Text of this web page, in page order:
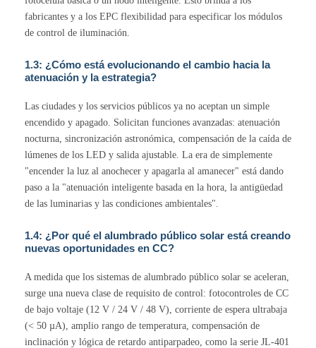
fabricantes y a los EPC flexibilidad para especificar los módulos
de control de iluminación.
1.3: ¿Cómo está evolucionando el cambio hacia la
atenuación y la estrategia?
Las ciudades y los servicios públicos ya no aceptan un simple
encendido y apagado. Solicitan funciones avanzadas: atenuación
nocturna, sincronización astronómica, compensación de la caída de
lúmenes de los LED y salida ajustable. La era de simplemente
"encender la luz al anochecer y apagarla al amanecer" está dando
paso a la "atenuación inteligente basada en la hora, la antigüedad
de las luminarias y las condiciones ambientales".
1.4: ¿Por qué el alumbrado público solar está creando
nuevas oportunidades en CC?
A medida que los sistemas de alumbrado público solar se aceleran,
surge una nueva clase de requisito de control: fotocontroles de CC
de bajo voltaje (12 V / 24 V / 48 V), corriente de espera ultrabaja
(< 50 µA), amplio rango de temperatura, compensación de
inclinación y lógica de retardo antiparpadeo, como la serie JL-401